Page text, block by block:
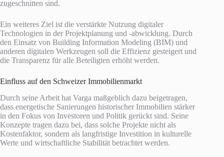
zugeschnitten sind.
Ein weiteres Ziel ist die verstärkte Nutzung digitaler
Technologien in der Projektplanung und -abwicklung. Durch
den Einsatz von Building Information Modeling (BIM) und
anderen digitalen Werkzeugen soll die Effizienz gesteigert und
die Transparenz für alle Beteiligten erhöht werden.
Einfluss auf den Schweizer Immobilienmarkt
Durch seine Arbeit hat Varga maßgeblich dazu beigetragen,
dass energetische Sanierungen historischer Immobilien stärker
in den Fokus von Investoren und Politik gerückt sind. Seine
Konzepte tragen dazu bei, dass solche Projekte nicht als
Kostenfaktor, sondern als langfristige Investition in kulturelle
Werte und wirtschaftliche Stabilität betrachtet werden.